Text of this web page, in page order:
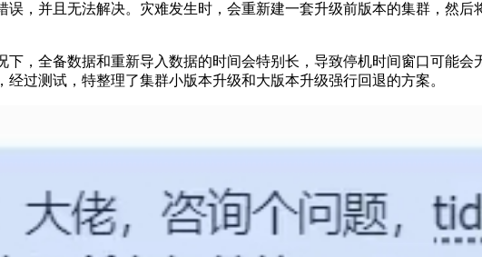
误，并且无法解决。灾难发生时，会重新建一套升级前版本的集群，然后
下，全备数据和重新导入数据的时间会特别长，导致停机时间窗口可能会
经过测试，特整理了集群小版本升级和大版本升级强行回退的方案。